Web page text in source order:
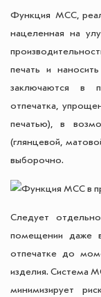
Функция MCC,
нацеленная на
печать и
заключаются в
отпечатка,
печатью), в
(глянцевой,
выборочно.
Следует
помещении даже
отпечатке до
изделия. Система
минимизирует